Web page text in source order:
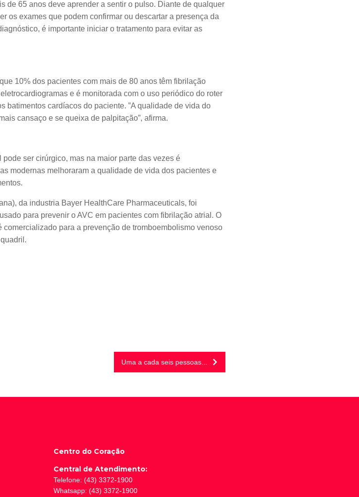
de 65 anos deve aprender a sentir o pulso. Diante de qualquer
os exames que podem confirmar ou descartar a presença da
é importante iniciar o tratamento para evitar as
10% dos pacientes com mais de 80 anos têm fibrilação
e é monitorada com o uso periódico do roter
batimentos cardíacos do paciente. ”A qualidade de vida do
cansaço e se queixa de palpitação”, afirma.
ser cirúrgico, mas na maior parte das vezes é
modernas melhoraram a qualidade de vida dos pacientes e
da industria Bayer HealthCare Pharmaceuticals, foi
para prevenir o AVC em pacientes com fibrilação atrial. O
para a prevenção de tromboembolismo venoso
Uma a cada seis pessoas...
Centro do Coração
Central de Atendimento:
Telefone: (43) 3372-1900
Whatsapp: (43) 3372-1900